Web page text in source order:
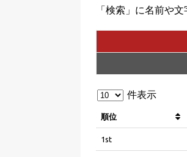
「検索」に名前や
件表示
順位
1st